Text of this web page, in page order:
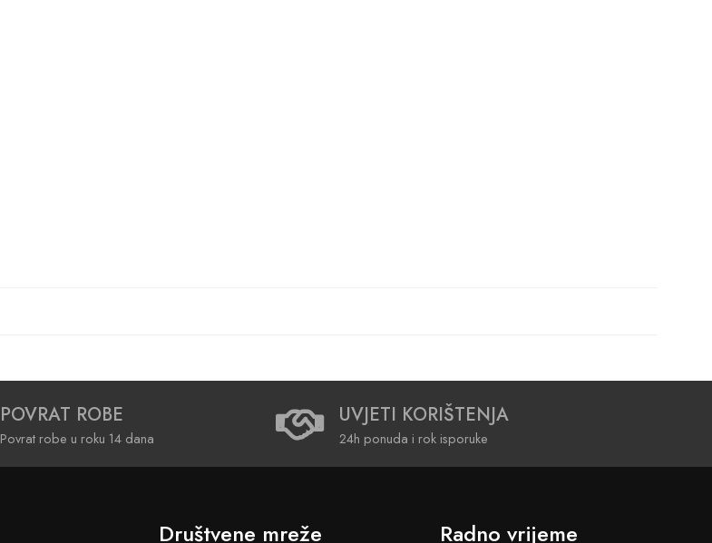
POVRAT ROBE
Povrat robe u roku 14 dana
UVJETI KORIŠTENJA
24h ponuda i rok isporuke
Društvene mreže Radno vrijeme